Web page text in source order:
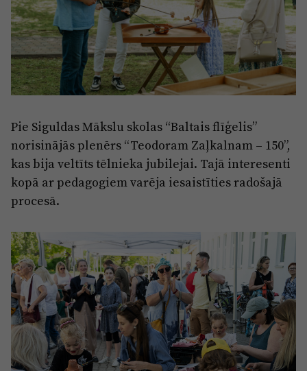
Pie Siguldas Mākslu skolas “Baltais flīģelis”
norisinājās plenērs “Teodoram Zaļkalnam – 150”,
kas bija veltīts tēlnieka jubilejai. Tajā interesenti
kopā ar pedagogiem varēja iesaistīties radošajā
procesā.